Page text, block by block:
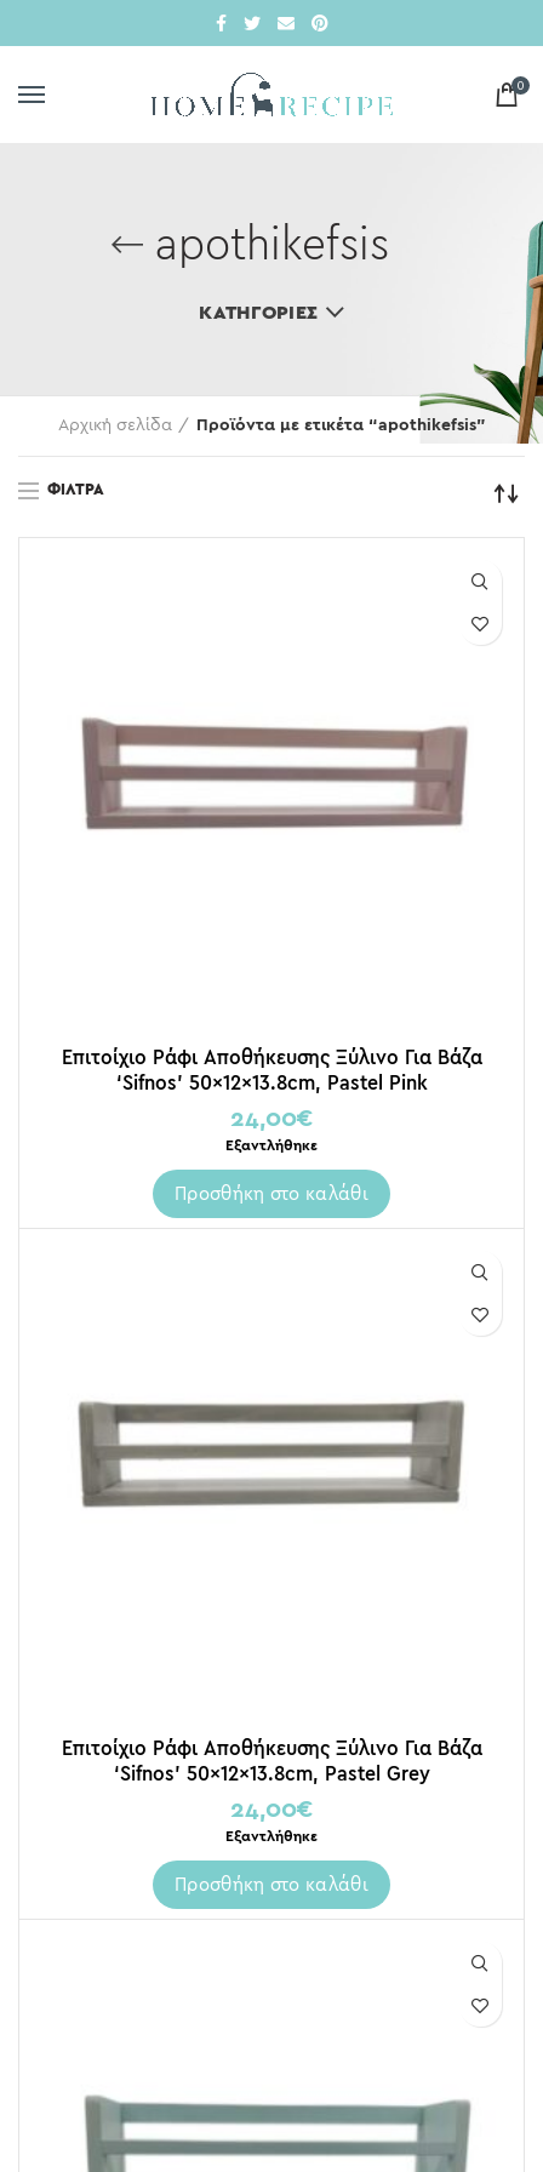
0
apothikefsis
ΚΑΤΗΓΟΡΊΕΣ
Αρχική σελίδα Προϊόντα με ετικέτα “apothikefsis”
ΦΊΛΤΡΑ
Επιτοίχιο Ράφι Αποθήκευσης Ξύλινο Για Βάζα
‘Sifnos’ 50x12x13.8cm, Pastel Pink
24,00€
Εξαντλήθηκε
Προσθήκη στο καλάθι
Επιτοίχιο Ράφι Αποθήκευσης Ξύλινο Για Βάζα
‘Sifnos’ 50x12x13.8cm, Pastel Grey
24,00€
Εξαντλήθηκε
Προσθήκη στο καλάθι